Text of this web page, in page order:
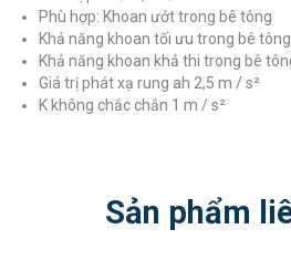
Phù hợp: Khoan ướt trong bê tông
Khả năng khoan tối ưu trong bê
Khả năng khoan khả thi trong bê
Giá trị phát xạ rung ah 2,5 m / s²
K không chắc chắn 1 m / s²
Sản phẩm